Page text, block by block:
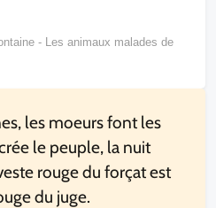
- Les animaux malades de
les moeurs font les
le peuple, la nuit
rouge du forçat est
du juge.